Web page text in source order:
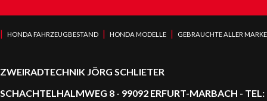
| HONDA FAHRZEUGBESTAND | HONDA MODELLE | GEBRAUCHTE ALLER
ZWEIRADTECHNIK JÖRG SCHLIETER
SCHACHTELHALMWEG 8 - 99092 ERFURT-MARBACH -